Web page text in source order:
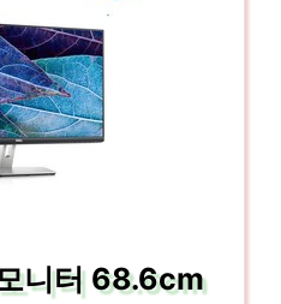
니터 68.6cm